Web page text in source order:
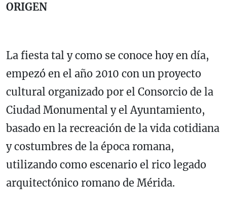
ORIGEN
La fiesta tal y como se conoce hoy en día,
empezó en el año 2010 con un proyecto
cultural organizado por el Consorcio de la
Ciudad Monumental y el Ayuntamiento,
basado en la recreación de la vida cotidiana
y costumbres de la época romana,
utilizando como escenario el rico legado
arquitectónico romano de Mérida.